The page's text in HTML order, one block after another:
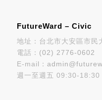
FutureWard – Civic
地址：台北市大安區市民
電話： (02) 2776-0602
E-mail：
週一至週五 09:30-18:30